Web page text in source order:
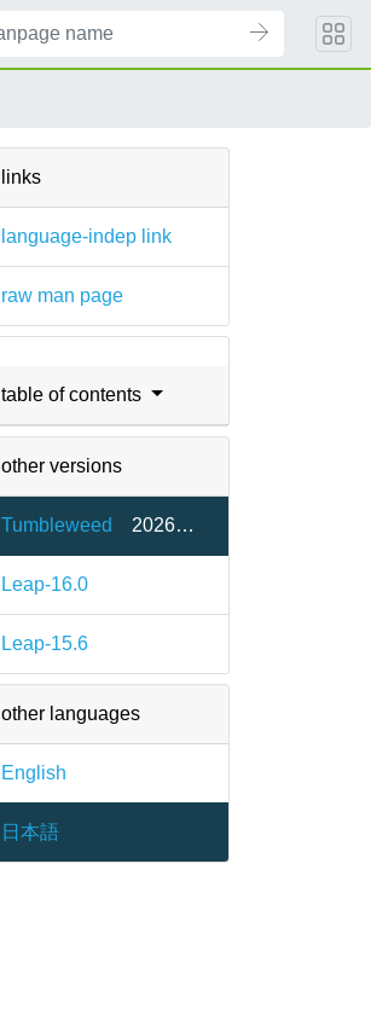
links
language-indep link
raw man page
table of contents
other versions
Tumbleweed 20260515-2.1
Leap-16.0
Leap-15.6
other languages
English
日本語